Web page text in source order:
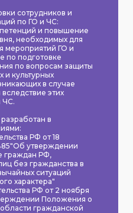
сотрудников и
по ГО и ЧС:
и повышение
необходимых для
мероприятий ГО и
по подготовке
по вопросам защиты
и культурных
в случае
этих
ЧС.
в
РФ от 18
утверждении
граждан РФ,
без гражданства в
ситуаций
характера"
РФ от 2 ноября
Положения о
гражданской